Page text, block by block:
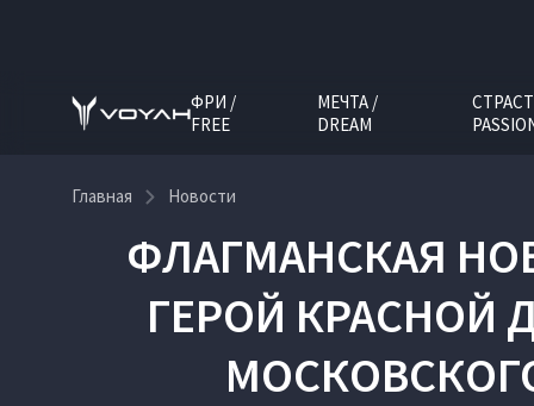
ФРИ /
FREE
МЕЧТА /
DREAM
Главная Новости
ФЛАГМАНСКАЯ
ГЕРОЙ КРАСНОЙ